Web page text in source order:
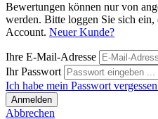
Bewertungen können nur von
werden. Bitte loggen Sie sich ein,
Account. Neuer Kunde?
Ihre E-Mail-Adresse
Ihr Passwort
Ich habe mein Passwort
Anmelden
Abbrechen